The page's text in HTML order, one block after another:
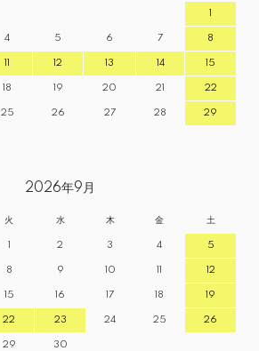
1
4 5 6 7 8
11 12 13 14 15
18 19 20 21 22
25 26 27 28 29
2026年9月
火 水 木 金 土
1 2 3 4 5
8 9 10 11 12
15 16 17 18 19
22 23 24 25 26
29 30